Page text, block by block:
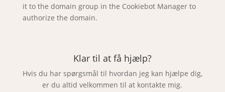
it to the domain group in the Cookiebot Manager to
authorize the domain.
Klar til at få hjælp?
Hvis du har spørgsmål til hvordan jeg kan hjælpe dig,
er du altid velkommen til at kontakte mig.